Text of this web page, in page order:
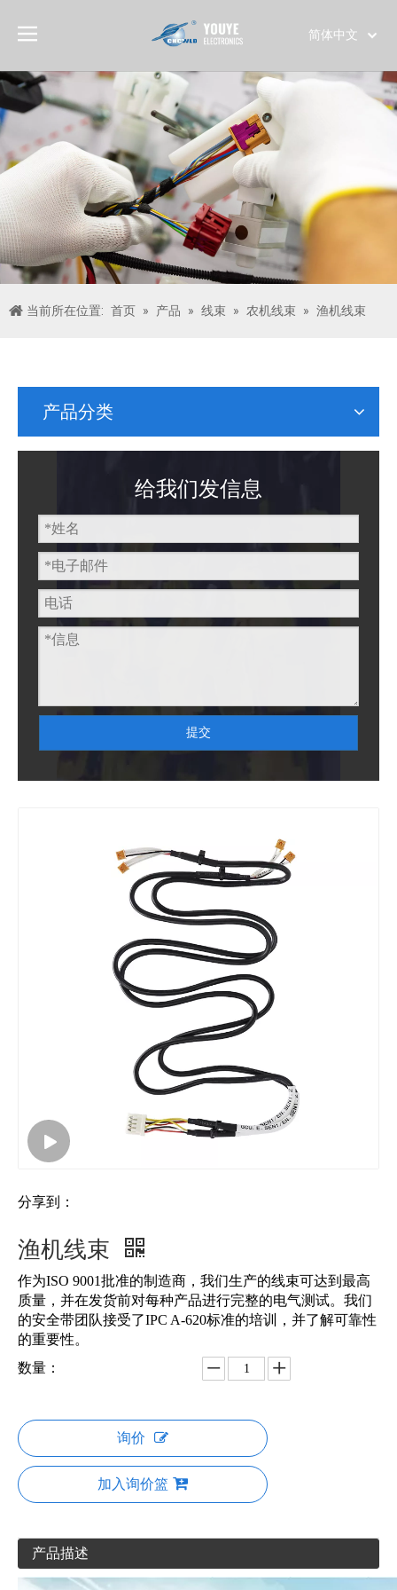
简体中文
Português
Deutsch
Türk dili
当前所在位置: 首页 » 产品 » 线束 » 农机线束 » 渔机线束
产品分类
给我们发信息
提交
分享到：
渔机线束
作为ISO 9001批准的制造商，我们生产的线束可达到最高
质量，并在发货前对每种产品进行完整的电气测试。我们
的安全带团队接受了IPC A-620标准的培训，并了解可靠性
的重要性。
数量：
询价
加入询价篮
产品描述